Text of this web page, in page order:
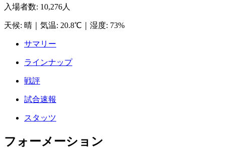
入場者数: 10,276人
天候: 晴 気温: 20.8℃ 湿度: 73%
サマリー
ラインナップ
戦評
試合速報
スタッツ
フォーメーション